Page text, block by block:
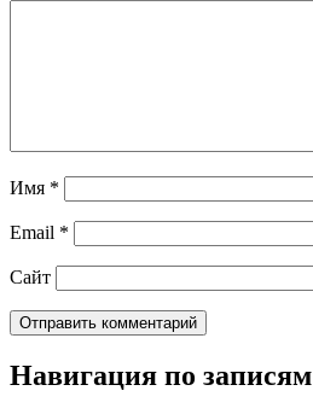
Имя *
Email *
Сайт
Навигация по записям